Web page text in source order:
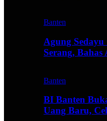
Banten
Agung
Serang, Bahas
Banten
BI Banten
Uang Baru,